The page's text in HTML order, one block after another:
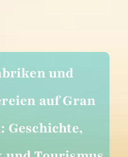
und
auf Gran
Geschichte,